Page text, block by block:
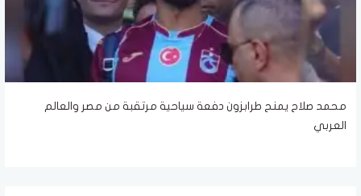
محمد صلاح يمنح طرابزون دفعة سياحية مرتقبة من مصر والعالم
العربي